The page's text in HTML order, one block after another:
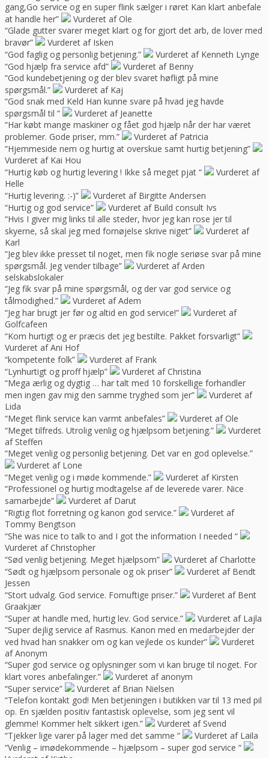
gang,Go service og en super flink sælger i røret Kan klart anbefale
at handle her”
Vurderet af Ole
“Glade gutter svarer meget klart og for gjort det arb, de lover med
bravør”
Vurderet af Isken
“God faglig og personlig betjening.”
Vurderet af Kenneth Lynge
“God hjælp fra service afd”
Vurderet af Benny
“God kundebetjening og der blev svaret høfligt på mine
spørgsmål.”
Vurderet af Kaj
“God snak med Keld Han kunne svare på hvad jeg havde
spørgsmål til “
Vurderet af Jeanette
“Har købt mange maskiner og fået god hjælp når der har været
problemer. Gode priser, mm.”
Vurderet af Patricia
“Hjemmeside nem og hurtig at overskue samt hurtig betjening”
Vurderet af Kai Hou
“Hurtig køb og hurtig levering ! Ikke så meget pjat “
Vurderet af
Helle
“Hurtig levering. :-)”
Vurderet af Birgitte Andersen
“Hurtig og god service”
Vurderet af Build consult Ivs
“Hvis I giver mig links til alle steder, hvor jeg kan rose jer til
skyerne, så skal jeg med fornøjelse skrive niget”
Vurderet af
Karl
“Jeg blev ikke presset til noget, men fik nogle seriøse svar på mine
spørgsmål. Jeg vender tilbage”
Vurderet af Arden
selskabslokaler
“Jeg fik svar på mine spørgsmål, og der var god service og
tålmodighed.”
Vurderet af Adem
“Jeg har brugt jer før og altid en god service!”
Vurderet af
Golfcafeen
“Kom hurtigt og er præcis det jeg bestilte. Pakket forsvarligt”
Vurderet af Ani Hof
“kompetente folk”
Vurderet af Frank
“Lynhurtigt og proff hjælp”
Vurderet af Christina
“Mega ærlig og dygtig … har talt med 10 forskellige forhandler
men ingen gav mig den samme tryghed som jer”
Vurderet af
Lida
“Meget flink service kan varmt anbefales”
Vurderet af Ole
“Meget tilfreds. Utrolig venlig og hjælpsom betjening.”
Vurderet
af Steffen
“Meget venlig og personlig betjening. Det var en god oplevelse.”
Vurderet af Lone
“Meget venlig og i møde kommende.”
Vurderet af Kirsten
“Professionel og hurtig modtagelse af de leverede varer. Nice
samarbejde”
Vurderet af Darut
“Rigtig flot forretning og kanon god service.”
Vurderet af
Tommy Bengtson
“She was nice to talk to and I got the information I needed “
Vurderet af Christopher
“Sød venlig betjening. Meget hjælpsom”
Vurderet af Charlotte
“Sødt og hjælpsom personale og ok priser”
Vurderet af Bendt
Jessen
“Stort udvalg. God service. Fornuftige priser.”
Vurderet af Bent
Graakjær
“Super at handle med, hurtig lev. God service.”
Vurderet af Lajla
“Super dejlig service af Rasmus. Kanon med en medarbejder der
ved hvad han snakker om og kan vejlede os kunder”
Vurderet
af Anonym
“Super god service og oplysninger som vi kan bruge til noget. For
klart vores anbefalinger.”
Vurderet af anonym
“Super service”
Vurderet af Brian Nielsen
“Telefon kontakt god! Men betjeningen i butikken var til 13 med pil
op. En sjælden positiv fantastisk oplevelse, som jeg sent vil
glemme! Kommer helt sikkert igen.”
Vurderet af Svend
“Tjekker lige varer på lager med det samme “
Vurderet af Laila
“Venlig – imødekommende – hjælpsom – super god service “